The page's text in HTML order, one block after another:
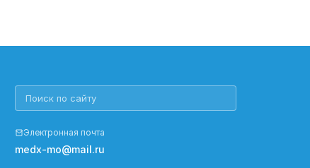
Электронная почта
medx-mo@mail.ru